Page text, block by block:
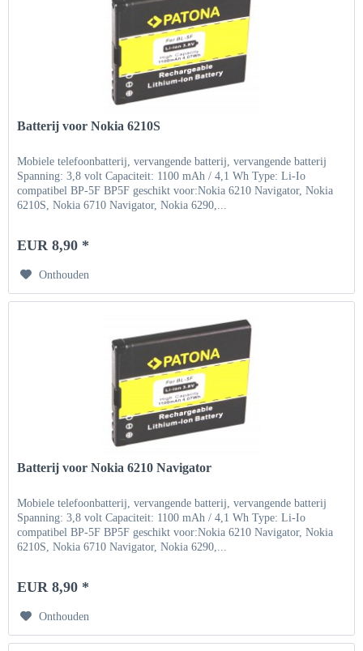
Batterij voor Nokia 6210S
Mobiele telefoonbatterij, vervangende batterij, vervangende batterij
Spanning: 3,8 volt Capaciteit: 1100 mAh / 4,1 Wh Type: Li-Io
compatibel BP-5F BP5F geschikt voor:Nokia 6210 Navigator, Nokia
6210S, Nokia 6710 Navigator, Nokia 6290,...
EUR 8,90 *
Onthouden
Batterij voor Nokia 6210 Navigator
Mobiele telefoonbatterij, vervangende batterij, vervangende batterij
Spanning: 3,8 volt Capaciteit: 1100 mAh / 4,1 Wh Type: Li-Io
compatibel BP-5F BP5F geschikt voor:Nokia 6210 Navigator, Nokia
6210S, Nokia 6710 Navigator, Nokia 6290,...
EUR 8,90 *
Onthouden